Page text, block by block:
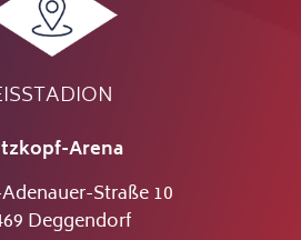
Arena
Straße 10
Deggendorf